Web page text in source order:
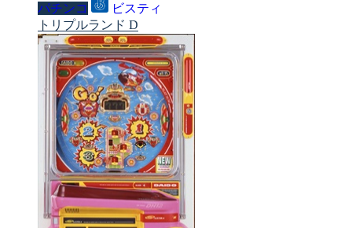
パチンコ
ビスティ
トリプルランド D